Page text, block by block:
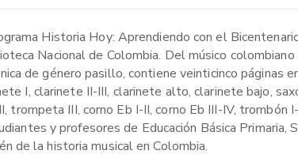
Historia Hoy: Aprendiendo con el
Nacional de Colombia. Del músico
de género pasillo, contiene veinticinco páginas
I, clarinete II-III, clarinete alto, clarinete bajo,
III, corno Eb I-II, corno Eb III-IV, trombón
y profesores de Educación Básica Primaria,
de la historia musical en Colombia.